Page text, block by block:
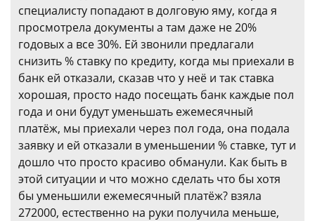
специалисту попадают в долговую яму, когда я
просмотрела документы а там даже не 20%
годовых а все 30%. Ей звонили предлагали
снизить % ставку по кредиту, когда мы приехали в
банк ей отказали, сказав что у неё и так ставка
хорошая, просто надо посещать банк каждые пол
года и они будут уменьшать ежемесячный
платёж, мы приехали через пол года, она подала
заявку и ей отказали в уменьшении % ставке, тут и
дошло что просто красиво обманули. Как быть в
этой ситуации и что можно сделать что бы хотя
бы уменьшили ежемесячный платёж? взяла
272000, естественно на руки получила меньше,